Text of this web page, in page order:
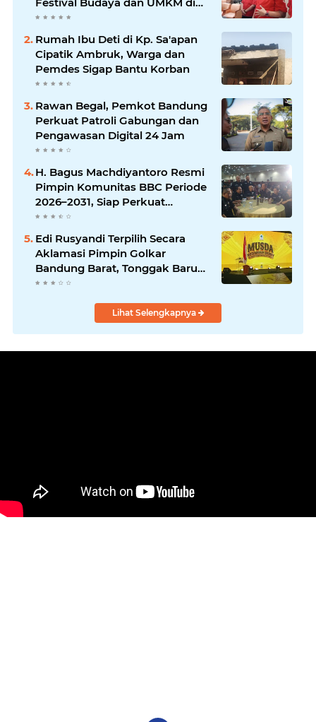
Jalan Braga
Rumah Ibu Deti di Kp. Sa'apan
Cipatik Ambruk, Warga dan
Pemdes Sigap Bantu Korban
Rawan Begal, Pemkot Bandung
Perkuat Patroli Gabungan dan
Pengawasan Digital 24 Jam
H. Bagus Machdiyantoro Resmi
Pimpin Komunitas BBC Periode
2026–2031, Siap Perkuat
Solidaritas dan Hadirkan
Masyarakat
Edi Rusyandi Terpilih Secara
Aklamasi Pimpin Golkar
Bandung Barat, Tonggak Baru
Kepemimpinan Harmonis
Lihat Selengkapnya